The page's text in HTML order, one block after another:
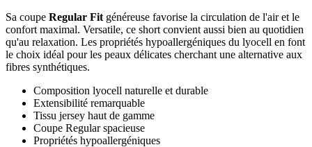
Sa coupe Regular Fit généreuse favorise la circulation de l'air et le
confort maximal. Versatile, ce short convient aussi bien au quotidien
qu'au relaxation. Les propriétés hypoallergéniques du lyocell en font
le choix idéal pour les peaux délicates cherchant une alternative aux
fibres synthétiques.
Composition lyocell naturelle et durable
Extensibilité remarquable
Tissu jersey haut de gamme
Coupe Regular spacieuse
Propriétés hypoallergéniques